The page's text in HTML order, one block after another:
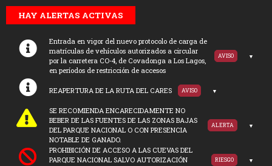
HAY ALERTAS ACTIVAS
Entrada en vigor del nuevo protocolo de carga de
matrículas de vehículos autorizados a circular
por la carretera CO-4, de Covadonga a Los Lagos,
en períodos de restricción de accesos
AVISO
REAPERTURA DE LA RUTA DEL CARES AVISO
SE RECOMIENDA ENCARECIDAMENTE NO
BEBER DE LAS FUENTES DE LAS ZONAS BAJAS
DEL PARQUE NACIONAL O CON PRESENCIA
NOTABLE DE GANADO.
ALERTA
PROHIBICIÓN DE ACCESO A LAS CUEVAS DEL
PARQUE NACIONAL SALVO AUTORIZACIÓN
RIESGO